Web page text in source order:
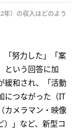
年）の収入はどのよう
「努力した」「案
という回答に加
緩和され、「活動
につながった（IT
カメラマン・映像
）」など、新型コ